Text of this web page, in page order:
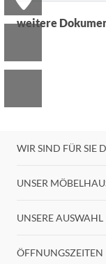
weitere
WIR SIND FÜR SIE
UNSER
UNSERE AUSWAHL
ÖFFNUNGSZEITEN